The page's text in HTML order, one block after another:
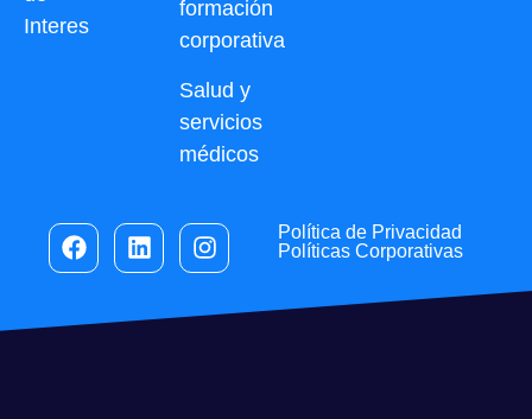
Interes
formación
corporativa
Salud y
servicios
médicos
Política de Privacidad
Políticas Corporativas